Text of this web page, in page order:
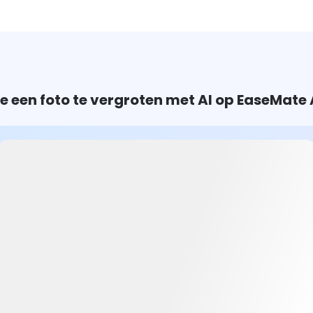
een foto te vergroten met AI op EaseMate